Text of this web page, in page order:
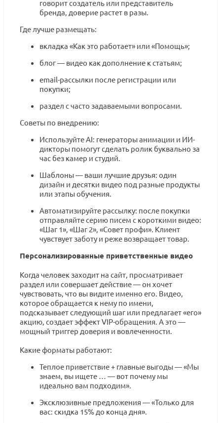
говорит создатель или представитель
бренда, доверие растет в разы.
Где лучше размещать:
вкладка «Как это работает» или «Помощь»;
блог — видео как дополнение к статьям;
email-рассылки после регистрации или
покупки;
раздел с часто задаваемыми вопросами.
Советы по внедрению:
Используйте AI: генераторы анимации и ИИ-
дикторы помогут сделать ролик буквально за
час без камер и студий.
Шаблоны — ваши лучшие друзья: один
дизайн и десятки видео под разные продукты
или этапы обучения.
Автоматизируйте рассылку: после покупки
отправляйте серию писем с короткими видео:
«Шаг 1», «Шаг 2», «Совет профи». Клиент
чувствует заботу и реже возвращает товар.
Персонализированные приветственные видео
Когда человек заходит на сайт, просматривает
раздел или совершает действие — он хочет
чувствовать, что вы видите именно его. Видео,
которое обращается к нему по имени,
подсказывает следующий шаг или предлагает «его»
акцию, создает эффект VIP-обращения. А это —
мощный триггер доверия и вовлеченности.
Какие форматы работают:
Теплое приветствие + главные выгоды — «Мы
знаем, вы ищете … — вот почему мы
идеально вам подходим».
Эксклюзивные предложения — «Только для
вас: скидка 15% до конца дня».